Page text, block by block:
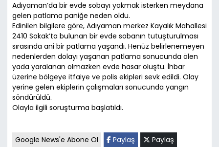
Adıyaman’da bir evde sobayı yakmak isterken meydana
gelen patlama paniğe neden oldu.
Edinilen bilgilere göre, Adıyaman merkez Kayalık Mahallesi
2410 Sokak’ta bulunan bir evde sobanın tutuşturulması
sırasında ani bir patlama yaşandı. Henüz belirlenemeyen
nedenlerden dolayı yaşanan patlama sonucunda ölen
yada yaralanan olmazken evde hasar oluştu. İhbar
üzerine bölgeye itfaiye ve polis ekipleri sevk edildi. Olay
yerine gelen ekiplerin çalışmaları sonucunda yangın
söndürüldü.
Olayla ilgili soruşturma başlatıldı.
Google News'e Abone Ol Paylaş
Paylaş